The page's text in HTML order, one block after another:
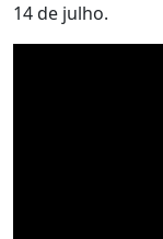
14 de julho.